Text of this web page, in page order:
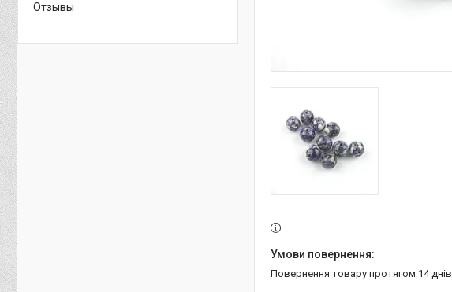
повернення товару протягом 14 днів
Отзывы